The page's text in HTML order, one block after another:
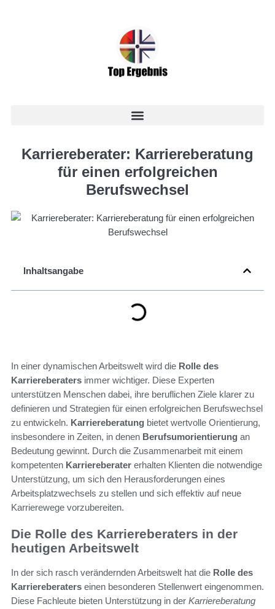
Karriereberater: Karriereberatung
für einen erfolgreichen
Berufswechsel
Inhaltsangabe
In einer dynamischen Arbeitswelt wird die Rolle des
Karriereberaters immer wichtiger. Diese Experten
unterstützen Menschen dabei, ihre beruflichen Ziele klarer zu
definieren und Strategien für einen erfolgreichen Berufswechsel
zu entwickeln. Karriereberatung bietet wertvolle Orientierung,
insbesondere in Zeiten, in denen Berufsumorientierung an
Bedeutung gewinnt. Durch die Zusammenarbeit mit einem
kompetenten Karriereberater erhalten Klienten die notwendige
Unterstützung, um sich den Herausforderungen eines
Arbeitsplatzwechsels zu stellen und sich effektiv auf neue
Karrierewege vorzubereiten.
Die Rolle des Karriereberaters in der
heutigen Arbeitswelt
In der sich rasch verändernden Arbeitswelt hat die Rolle des
Karriereberaters einen besonderen Stellenwert eingenommen.
Diese Fachleute bieten Unterstützung in der Karriereberatung